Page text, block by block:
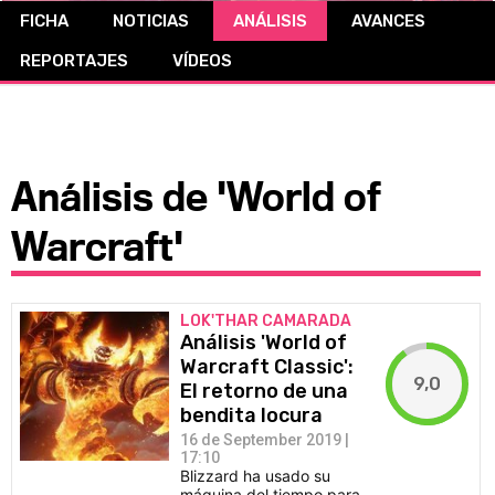
CÓMICS
FICHA NOTICIAS ANÁLISIS
AVANCES
REPORTAJES
VÍDEOS
Análisis de 'World of
Warcraft'
LOK'THAR CAMARADA
Análisis 'World of
Warcraft Classic':
El retorno de una
bendita locura
16 de September 2019 |
17:10
Blizzard ha usado su
9,0